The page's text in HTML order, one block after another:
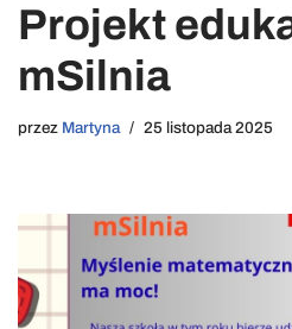
Projekt
mSilnia
przez Martyna 25 listopada 2025